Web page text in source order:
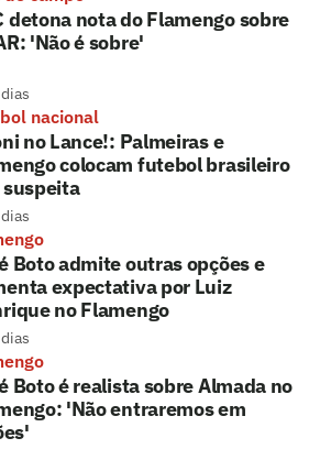
detona nota do Flamengo sobre
'Não é sobre'
nacional
no Lance!: Palmeiras e
colocam futebol brasileiro
suspeita
Boto admite outras opções e
expectativa por Luiz
no Flamengo
Boto é realista sobre Almada no
'Não entraremos em